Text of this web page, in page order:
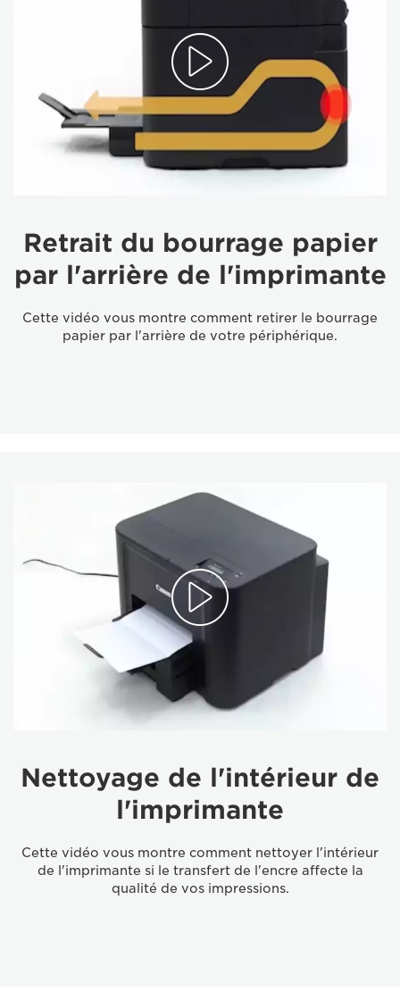
Retrait du bourrage papier
par l'arrière de l'imprimante
Cette vidéo vous montre comment retirer le bourrage
papier par l'arrière de votre périphérique.
Nettoyage de l'intérieur de
l'imprimante
Cette vidéo vous montre comment nettoyer l'intérieur
de l'imprimante si le transfert de l'encre affecte la
qualité de vos impressions.